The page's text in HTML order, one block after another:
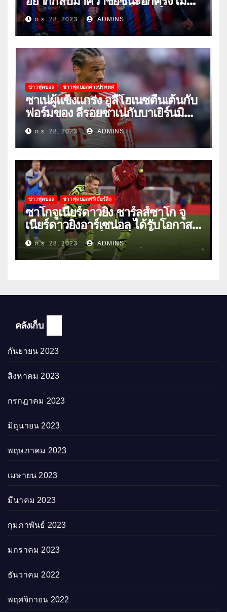
พวกเขาเปิดบ้านรับมือเซบีย่าในลีก
ก.ย. 28, 2023 ADMINS
ข่าวฟุตบอล ข่าวฟุตบอลต่างประเทศ
ซาเน่ผู้แข็งแกร่ง อูลี่โฮเนซตื่นเต้นกับ
ฟอร์มของ ลีรอยซาเน่กับบาเยิร์นมิ
วนิคก.ย. 28, 2023 ADMINS
ข่าวฟุตบอล ข่าวฟุตบอลพรีเมียร์ลีก
ซาโกจูเนียร์ดาวยิง ชาร์ลส์ซาโก จู
เนียร์ดาวยิงอาร์เซน่อล ได้รับโอกาส
ลงเล่นให้ทีมชุดใหญ่เป็นครั้งแรก
ก.ย. 28, 2023 ADMINS
คลังเก็บ
กันยายน 2023
สิงหาคม 2023
กรกฎาคม 2023
มิถุนายน 2023
พฤษภาคม 2023
เมษายน 2023
มีนาคม 2023
กุมภาพันธ์ 2023
มกราคม 2023
ธันวาคม 2022
พฤศจิกายน 2022